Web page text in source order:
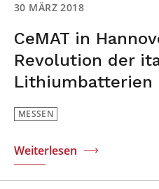
30 MÄRZ 2018
CeMAT in
Revolution der
Lithiumbatterien
MESSEN
Weiterlesen